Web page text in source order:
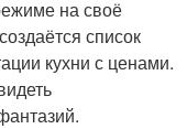
на своё
список
кухни с ценами.